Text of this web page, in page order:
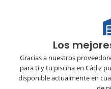
Los
Gracias a nuestros
para ti y tu piscina en Cádiz
disponible actualmente en